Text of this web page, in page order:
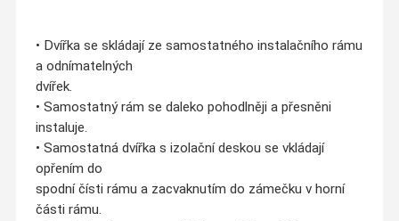
• Dvířka se skládají ze samostatného instalačního rámu
a odnímatelných
dvířek.
• Samostatný rám se daleko pohodlněji a přesněni
instaluje.
• Samostatná dvířka s izolační deskou se vkládají
opřením do
spodní čísti rámu a zacvaknutím do zámečku v horní
části rámu.